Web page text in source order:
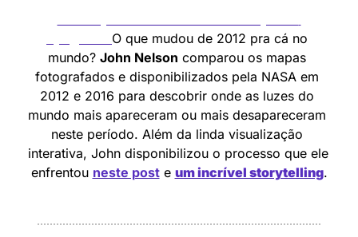
O que mudou de 2012 pra cá no
mundo? John Nelson comparou os mapas
fotografados e disponibilizados pela NASA em
2012 e 2016 para descobrir onde as luzes do
mundo mais apareceram ou mais desapareceram
neste período. Além da linda visualização
interativa, John disponibilizou o processo que ele
enfrentou neste post e um incrível storytelling.